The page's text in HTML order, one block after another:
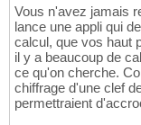
Vous n'avez jamais
lance une appli qui
calcul, que vos haut
il y a beaucoup de
ce qu'on cherche.
chiffrage d'une clef
permettraient